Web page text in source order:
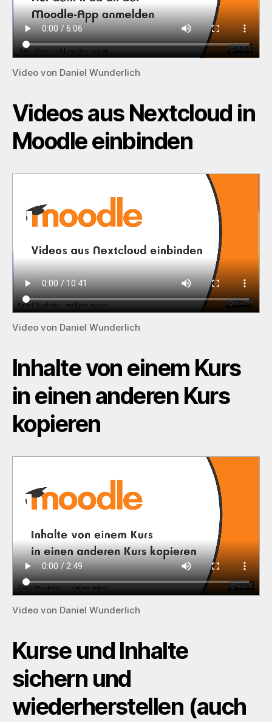
Video von Daniel Wunderlich
Videos aus Nextcloud in
Moodle einbinden
Video von Daniel Wunderlich
Inhalte von einem Kurs
in einen anderen Kurs
kopieren
Video von Daniel Wunderlich
Kurse und Inhalte
sichern und
wiederherstellen (auch